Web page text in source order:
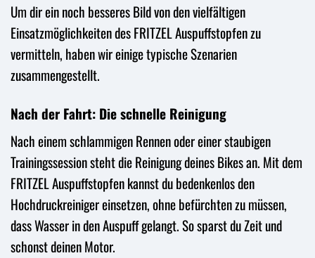
Um dir ein noch besseres Bild von den vielfältigen
Einsatzmöglichkeiten des FRITZEL Auspuffstopfen zu
vermitteln, haben wir einige typische Szenarien
zusammengestellt.
Nach der Fahrt: Die schnelle Reinigung
Nach einem schlammigen Rennen oder einer staubigen
Trainingssession steht die Reinigung deines Bikes an. Mit dem
FRITZEL Auspuffstopfen kannst du bedenkenlos den
Hochdruckreiniger einsetzen, ohne befürchten zu müssen,
dass Wasser in den Auspuff gelangt. So sparst du Zeit und
schonst deinen Motor.